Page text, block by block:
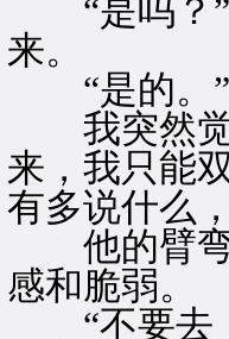
“是吗？”
来。
“是的。”
我突然觉
来，我只能
有多说什么
他的臂弯
感和脆弱。
“不要去，